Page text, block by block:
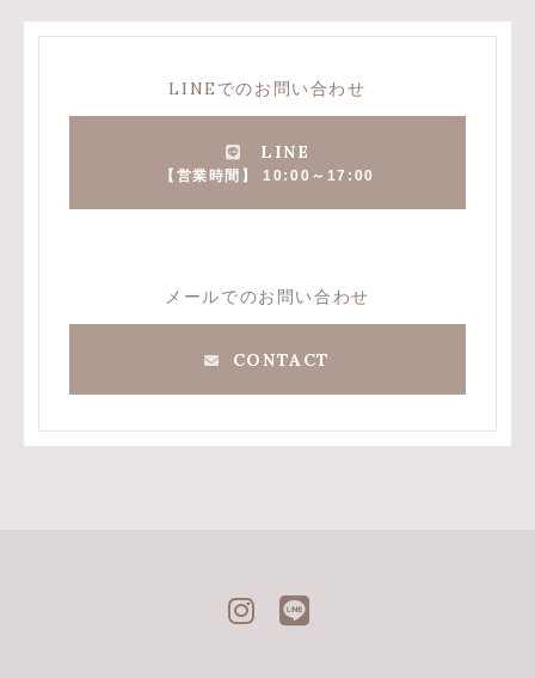
LINEでのお問い合わせ
LINE
【営業時間】 10:00～17:00
メールでのお問い合わせ
CONTACT